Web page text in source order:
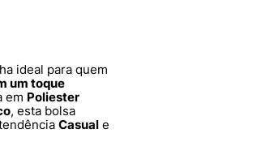
ideal para quem
um toque
em Poliester
, esta bolsa
Casual e